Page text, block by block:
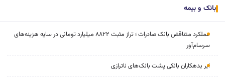
بانک و بیمه
عملکرد متناقض بانک صادرات ؛ تراز مثبت ۸۸۲۲ میلیارد تومانی در سایه هزینه‌های
سرسام‌آور
ابر بدهکاران بانکی پشت بانک‌های ناترازی